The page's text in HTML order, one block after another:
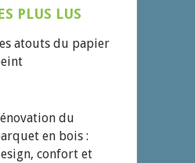
PLUS LUS
atouts du papier
du
en bois :
confort et